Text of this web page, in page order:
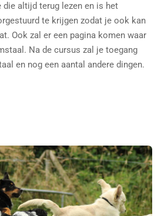
altijd terug lezen en is het
te krijgen zodat je ook kan
Ook zal er een pagina komen waar
Na de cursus zal je toegang
en nog een aantal andere dingen.